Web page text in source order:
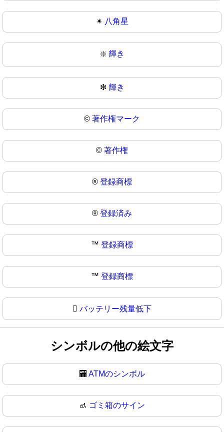
✴ 八角星
❇️ 輝き
❇ 輝き
©️ 著作権マーク
© 著作権
®️ 登録商標
® 登録済み
™️ 登録商標
™ 登録商標
🫟 バッテリー残量低下
シンボルの他の絵文字
🏧 ATMのシンボル
🚮 ゴミ箱のサイン